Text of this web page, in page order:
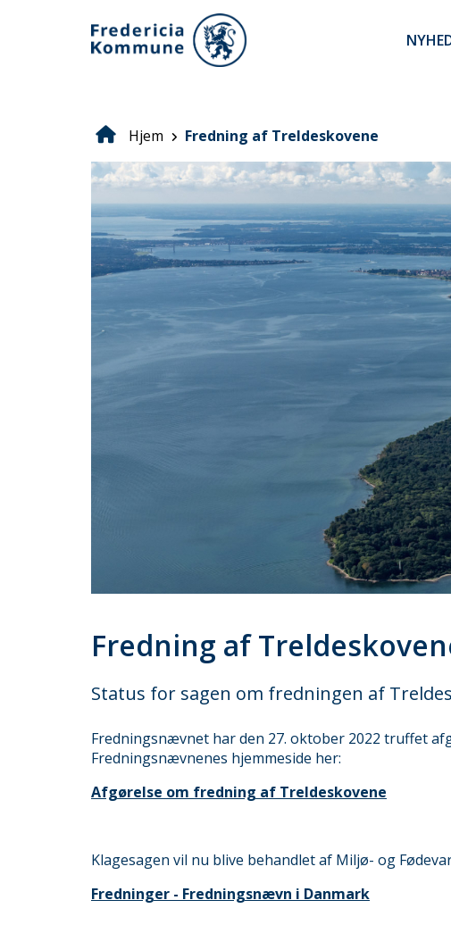
Brødkrumme
Hjem Fredning af Treldeskovene
Fredning af
Status for sagen om fredningen af
Fredningsnævnet har den 27. oktober 2022 truffet
Fredningsnævnenes hjemmeside her:
Afgørelse om fredning af Treldeskovene
Klagesagen vil nu blive behandlet af Miljø- og
Fredninger - Fredningsnævn i Danmark